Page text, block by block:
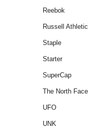
Reebok
Russell Athletic
Staple
Starter
SuperCap
The North Face
UFO
UNK